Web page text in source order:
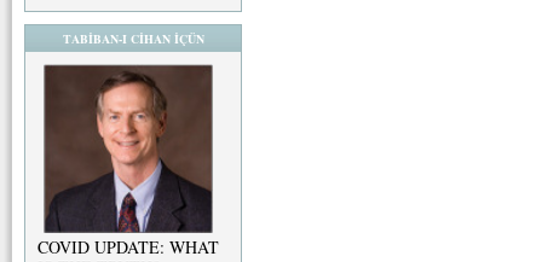
TABİBAN-I CİHAN İÇÜN
COVID UPDATE: WHAT